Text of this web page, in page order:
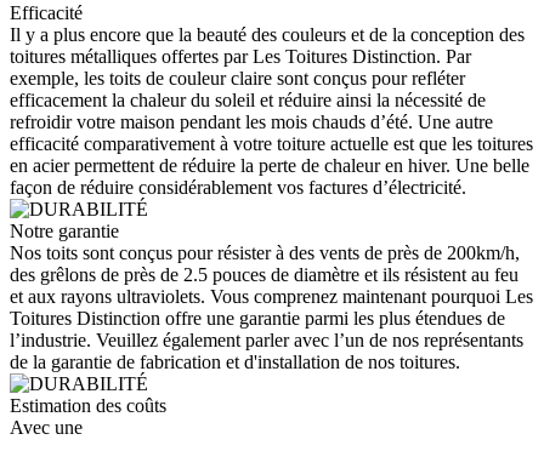
Efficacité
Il y a plus encore que la beauté des couleurs et de la conception des
toitures métalliques offertes par Les Toitures Distinction. Par
exemple, les toits de couleur claire sont conçus pour refléter
efficacement la chaleur du soleil et réduire ainsi la nécessité de
refroidir votre maison pendant les mois chauds d’été. Une autre
efficacité comparativement à votre toiture actuelle est que les toitures
en acier permettent de réduire la perte de chaleur en hiver. Une belle
façon de réduire considérablement vos factures d’électricité.
Notre garantie
Nos toits sont conçus pour résister à des vents de près de 200km/h,
des grêlons de près de 2.5 pouces de diamètre et ils résistent au feu
et aux rayons ultraviolets. Vous comprenez maintenant pourquoi Les
Toitures Distinction offre une garantie parmi les plus étendues de
l’industrie. Veuillez également parler avec l’un de nos représentants
de la garantie de fabrication et d'installation de nos toitures.
Estimation des coûts
Avec une